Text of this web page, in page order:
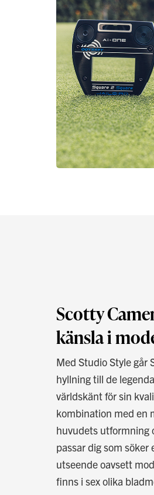
Scotty
känsla i
Med Studio Style går
hyllning till de
världskänt för sin
kombination med en
huvudets utformning
passar dig som
utseende oavsett
finns i sex olika